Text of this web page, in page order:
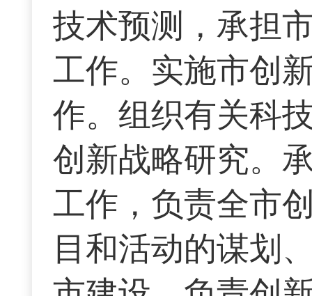
技术预测，承担
工作。实施市创
作。组织有关科
创新战略研究。
工作，负责全市
目和活动的谋划